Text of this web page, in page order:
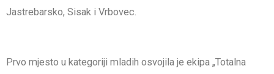
Jastrebarsko, Sisak i Vrbovec.
Prvo mjesto u kategoriji mladih osvojila je ekipa „Totalna